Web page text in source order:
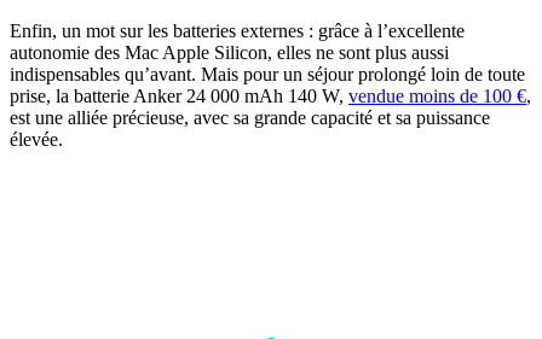
Enfin, un mot sur les batteries externes : grâce à l’excellente
autonomie des Mac Apple Silicon, elles ne sont plus aussi
indispensables qu’avant. Mais pour un séjour prolongé loin de toute
prise, la batterie Anker 24 000 mAh 140 W, vendue moins de 100 €,
est une alliée précieuse, avec sa grande capacité et sa puissance
élevée.